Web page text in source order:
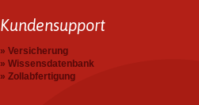
Kundensupport
Versicherung
Wissensdatenbank
Zollabfertigung